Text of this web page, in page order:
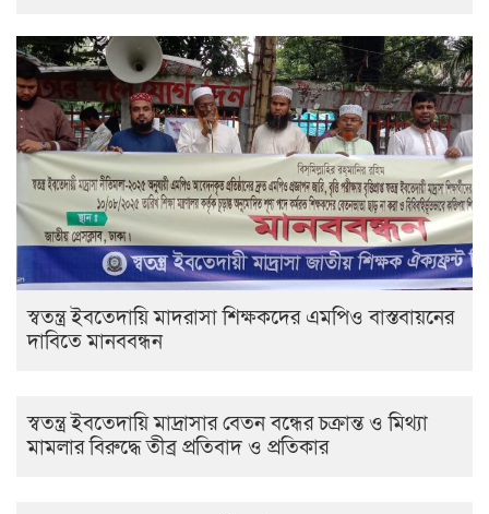
স্বতন্ত্র ইবতেদায়ি মাদরাসা শিক্ষকদের এমপিও বাস্তবায়নের
দাবিতে মানববন্ধন
স্বতন্ত্র ইবতেদায়ি মাদ্রাসার বেতন বন্ধের চক্রান্ত ও মিথ্যা
মামলার বিরুদ্ধে তীব্র প্রতিবাদ ও প্রতিকার